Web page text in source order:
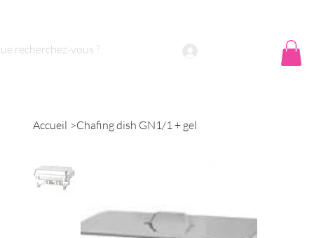
nous ?
Accueil >Chafing dish GN1/1 + gel